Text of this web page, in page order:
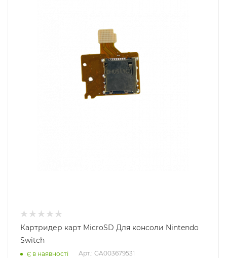
Картридер карт MicroSD Для консоли Nintendo
Switch
Є в наявності Арт.: GA003679531